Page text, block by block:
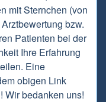
mit Sternchen (von
bzw.
Patienten bei der
Ihre Erfahrung
Eine
obigen Link
Wir bedanken uns!